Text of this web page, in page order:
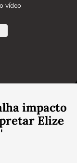
vídeo
impacto
Elize